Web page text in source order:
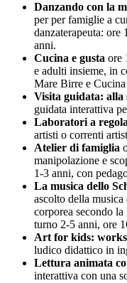
Danzando con la
per per famiglie a
danzaterapeuta:
anni.
Cucina e gusta ore
e adulti insieme, in
Mare Birre e Cucina
Visita guidata: alla
guidata interattiva
Laboratori a
artisti o correnti
Atelier di famiglia
manipolazione e
1-3 anni, con
La musica dello
ascolto della
corporea secondo
turno 2-5 anni, ore
Art for kids:
ludico didattico in
Lettura animata
interattiva con una